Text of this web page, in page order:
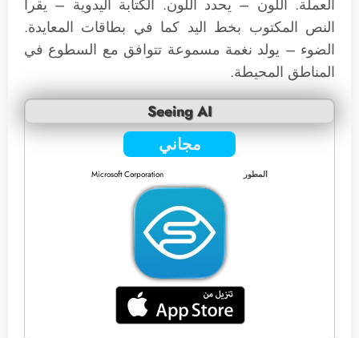
العملة. اللون – يحدد اللون. الكتابة اليدوية – يقرأ
النص المكتوب بخط اليد كما في بطاقات المعايدة.
الضوء – يولد نغمة مسموعة تتوافق مع السطوع في
المناطق المحيطة.
Seeing AI
مجاني
المطور Microsoft Corporation